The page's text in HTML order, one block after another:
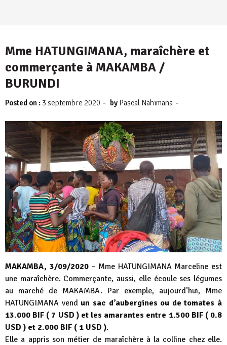
Mme HATUNGIMANA, maraîchère et
commerçante à MAKAMBA /
BURUNDI
Posted on : 3 septembre 2020 - by Pascal Nahimana -
MAKAMBA, 3/09/2020– Mme HATUNGIMANA Marceline est
une maraîchère. Commerçante, aussi, elle écoule ses légumes
au marché de MAKAMBA. Par exemple, aujourd’hui, Mme
HATUNGIMANA vendun sac d’aubergines ou de tomates à
13.000 BIF ( 7 USD ) et les amarantes entre 1.500 BIF ( 0.8
USD ) et 2.000 BIF ( 1 USD ).
Elle a appris son métier de maraîchère à la colline chez elle.